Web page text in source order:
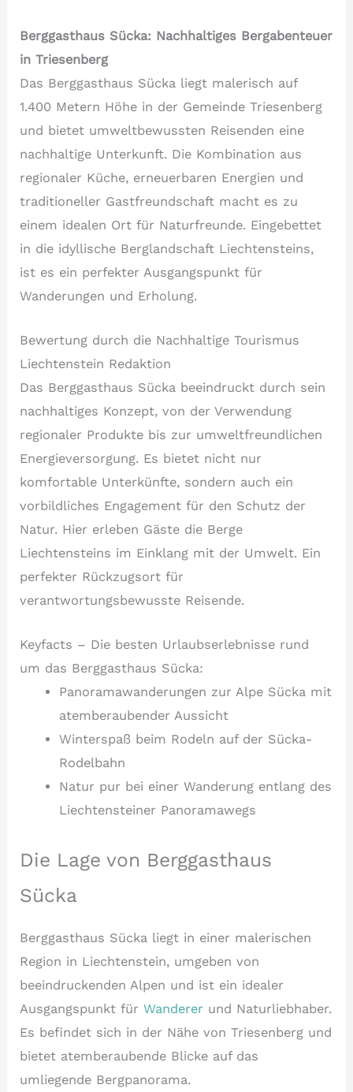
Berggasthaus Sücka: Nachhaltiges Bergabenteuer
in Triesenberg
Das Berggasthaus Sücka liegt malerisch auf
1.400 Metern Höhe in der Gemeinde Triesenberg
und bietet umweltbewussten Reisenden eine
nachhaltige Unterkunft. Die Kombination aus
regionaler Küche, erneuerbaren Energien und
traditioneller Gastfreundschaft macht es zu
einem idealen Ort für Naturfreunde. Eingebettet
in die idyllische Berglandschaft Liechtensteins,
ist es ein perfekter Ausgangspunkt für
Wanderungen und Erholung.
Bewertung durch die Nachhaltige Tourismus
Liechtenstein Redaktion
Das Berggasthaus Sücka beeindruckt durch sein
nachhaltiges Konzept, von der Verwendung
regionaler Produkte bis zur umweltfreundlichen
Energieversorgung. Es bietet nicht nur
komfortable Unterkünfte, sondern auch ein
vorbildliches Engagement für den Schutz der
Natur. Hier erleben Gäste die Berge
Liechtensteins im Einklang mit der Umwelt. Ein
perfekter Rückzugsort für
verantwortungsbewusste Reisende.
Keyfacts – Die besten Urlaubserlebnisse rund
um das Berggasthaus Sücka:
Panoramawanderungen zur Alpe Sücka mit
atemberaubender Aussicht
Winterspaß beim Rodeln auf der Sücka-
Rodelbahn
Natur pur bei einer Wanderung entlang des
Liechtensteiner Panoramawegs
Die Lage von Berggasthaus
Sücka
Berggasthaus Sücka liegt in einer malerischen
Region in Liechtenstein, umgeben von
beeindruckenden Alpen und ist ein idealer
Ausgangspunkt fürWanderer und Naturliebhaber.
Es befindet sich in der Nähe von Triesenberg und
bietet atemberaubende Blicke auf das
umliegende Bergpanorama.